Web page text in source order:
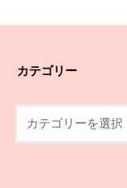
カテゴリー